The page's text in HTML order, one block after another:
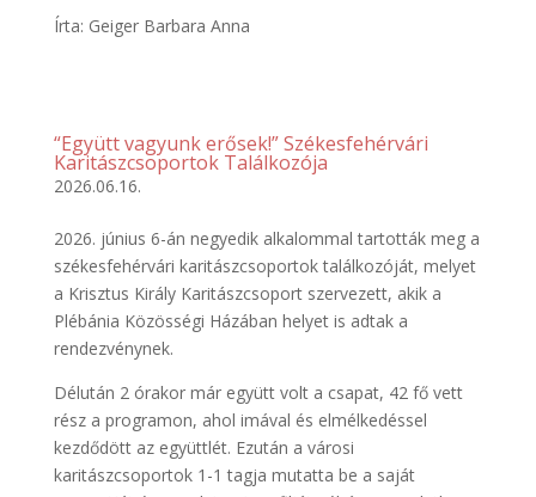
Írta: Geiger Barbara Anna
“Együtt vagyunk erősek!” Székesfehérvári
Karitászcsoportok Találkozója
2026.06.16.
2026. június 6-án negyedik alkalommal tartották meg a
székesfehérvári karitászcsoportok találkozóját, melyet
a Krisztus Király Karitászcsoport szervezett, akik a
Plébánia Közösségi Házában helyet is adtak a
rendezvénynek.
Délután 2 órakor már együtt volt a csapat, 42 fő vett
rész a programon, ahol imával és elmélkedéssel
kezdődött az együttlét. Ezután a városi
karitászcsoportok 1-1 tagja mutatta be a saját